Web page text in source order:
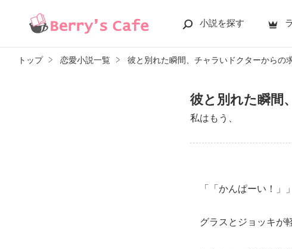
小説を探す
トップ 恋愛小説一覧 彼と別れた瞬間、チャラいドクターからの
彼と別れた瞬間
私はもう、
「「かんぱーい！」」
グラスとジョッキが